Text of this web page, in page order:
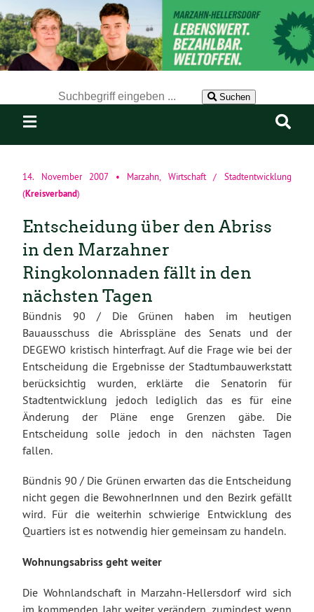
Suchen
14. November 2007• Marzahn, Wirtschaft / Stadtentwicklung
(Kreisverband)
Entscheidung über den Abriss
in den Marzahner
Ringkolonnaden fällt in den
nächsten Tagen
Bündnis 90 / Die Grünen haben im heutigen
Bauausschuss die Abrisspläne des Senats und der
DEGEWO kristisch hinterfragt. Auf die Frage wie bei der
Entscheidung die Ergebnisse der Stadtumbauwerkstatt
berücksichtig wurden, erklärte die Senatorin für
Stadtentwicklung jedoch lediglich das es für eine
Änderung der Pläne enge Grenzen gäbe. Die
Entscheidung solle jedoch in den nächsten Tagen
fallen.
Bündnis 90 / Die Grünen erwarten das die Entscheidung
nicht gegen die BewohnerInnen und den Bezirk gefällt
wird. Für die weiterhin schwierige Entwicklung des
Quartiers ist es notwendig hier gemeinsam zu handeln.
Wohnungsabriss geht weiter
Die Wohnlandschaft in Marzahn-Hellersdorf wird sich
im kommenden Jahr weiter verändern, zumindest wenn